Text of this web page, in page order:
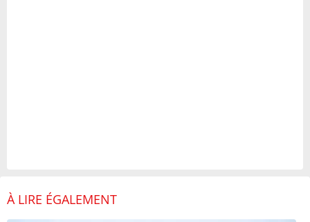
À LIRE ÉGALEMENT